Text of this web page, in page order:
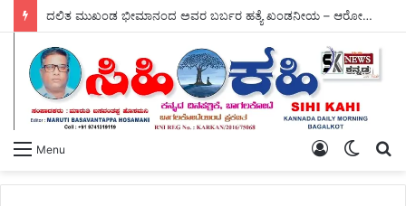
ದಲಿತ ಮುಖಂಡ ಭೀಮಾನಂದ ಅವರ ಬರ್ಬರ ಹತ್ಯೆ ಖಂಡನೀಯ – ಆರೋಪಿಗಳ ತಕ್ಷಣ ಬಂಧನಕ್ಕೆ ಕರ್ನಾಟಕ ರಾಜ್ಯ ದಲಿತ ವಿದ್ಯಾರ್ಥಿ ಪರಿಷತ್ ಆಗ್ರಹ.
Menu
Switch
Log